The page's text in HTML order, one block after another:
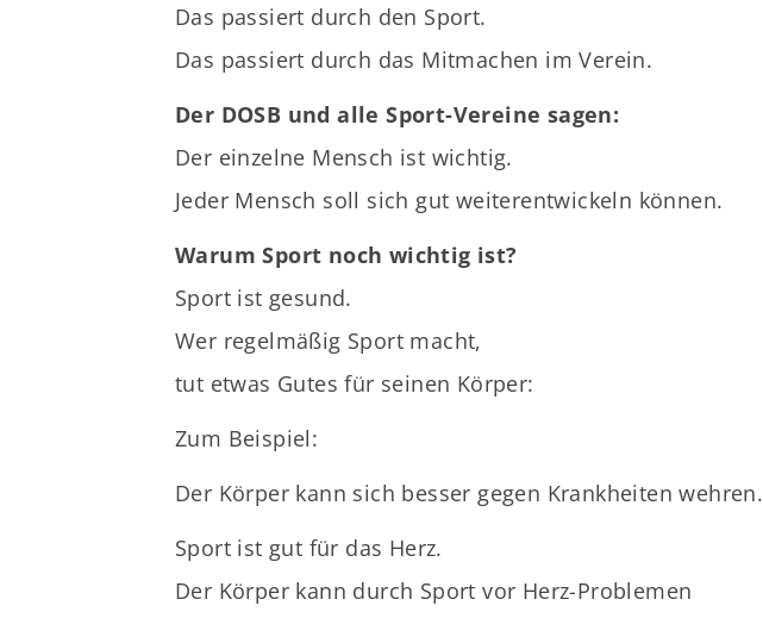
Das passiert durch den Sport.
Das passiert durch das Mitmachen im Verein.
Der DOSB und alle Sport-Vereine sagen:
Der einzelne Mensch ist wichtig.
Jeder Mensch soll sich gut weiterentwickeln können.
Warum Sport noch wichtig ist?
Sport ist gesund.
Wer regelmäßig Sport macht,
tut etwas Gutes für seinen Körper:
Zum Beispiel:
Der Körper kann sich besser gegen Krankheiten wehren.
Sport ist gut für das Herz.
Der Körper kann durch Sport vor Herz-Problemen